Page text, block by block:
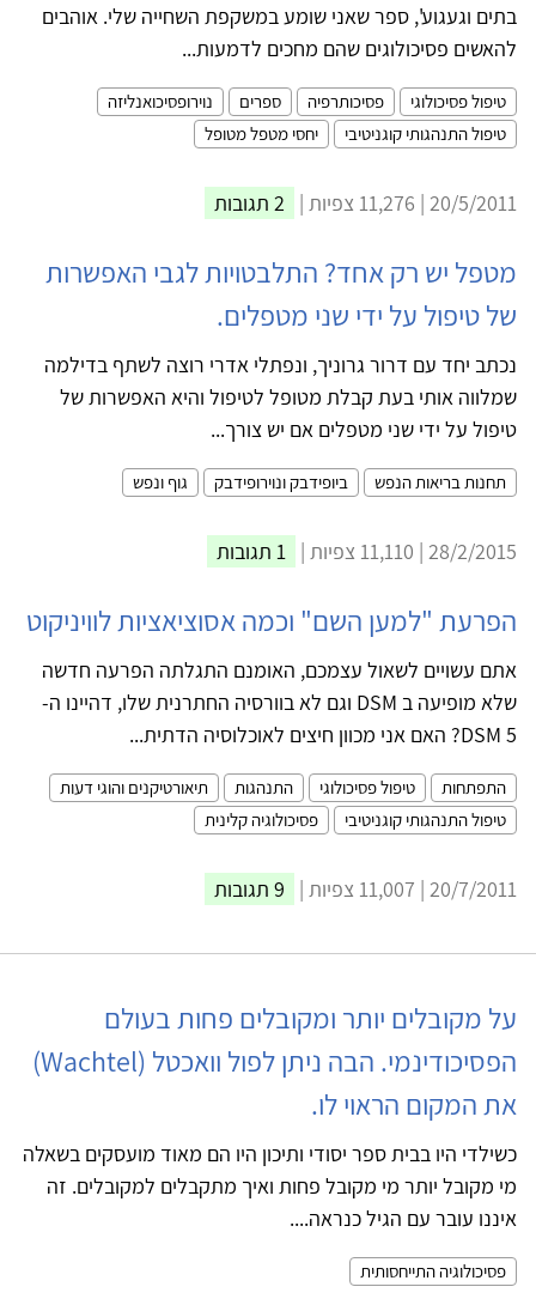
בתים וגעגוע', ספר שאני שומע במשקפת השחייה שלי. אוהבים
להאשים פסיכולוגים שהם מחכים לדמעות...
טיפול פסיכולוגי פסיכותרפיה ספרים
נוירופסיכואנליזה
טיפול התנהגותי קוגניטיבי
יחסי מטפל מטופל
20/5/2011 | 11,276 צפיות | 2 תגובות
מטפל יש רק אחד? התלבטויות לגבי האפשרות
של טיפול על ידי שני מטפלים.
נכתב יחד עם דרור גרוניך, ונפתלי אדרי רוצה לשתף בדילמה
שמלווה אותי בעת קבלת מטופל לטיפול והיא האפשרות של
טיפול על ידי שני מטפלים אם יש צורך...
תחנות בריאות הנפש ביופידבק ונוירופידבק גוף ונפש
28/2/2015 | 11,110 צפיות | 1 תגובות
הפרעת "למען השם" וכמה אסוציאציות לוויניקוט
אתם עשויים לשאול עצמכם, האומנם התגלתה הפרעה חדשה
שלא מופיעה ב DSM וגם לא בוורסיה החתרנית שלו, דהיינו ה-
DSM 5? האם אני מכוון חיצים לאוכלוסיה הדתית...
התפתחות טיפול פסיכולוגי התנהגות
תיאורטיקנים והוגי דעות
טיפול התנהגותי קוגניטיבי
פסיכולוגיה קלינית
20/7/2011 | 11,007 צפיות | 9 תגובות
על מקובלים יותר ומקובלים פחות בעולם
הפסיכודינמי. הבה ניתן לפול וואכטל (Wachtel)
את המקום הראוי לו.
כשילדי היו בבית ספר יסודי ותיכון היו הם מאוד מועסקים בשאלה
מי מקובל יותר מי מקובל פחות ואיך מתקבלים למקובלים. זה
איננו עובר עם הגיל כנראה....
פסיכולוגיה התייחסותית